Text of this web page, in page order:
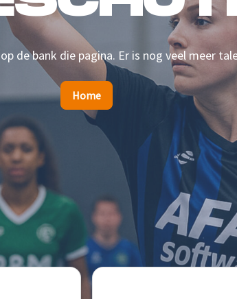
de bank die pagina. Er is nog veel meer
Home